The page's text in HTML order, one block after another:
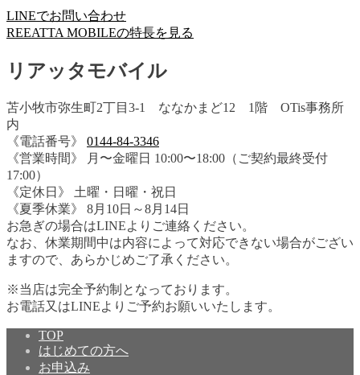
LINEでお問い合わせ
REEATTA MOBILEの特長を見る
リアッタモバイル
苫小牧市弥生町2丁目3-1 ななかまど12 1階 OTis事務所
内
《電話番号》 0144-84-3346
《営業時間》 月〜金曜日 10:00〜18:00（ご契約最終受付
17:00）
《定休日》 土曜・日曜・祝日
《夏季休業》 8月10日～8月14日
お急ぎの場合はLINEよりご連絡ください。
なお、休業期間中は内容によって対応できない場合がござい
ますので、あらかじめご了承ください。
※当店は完全予約制となっております。
お電話又はLINEよりご予約お願いいたします。
TOP
はじめての方へ
お申込み